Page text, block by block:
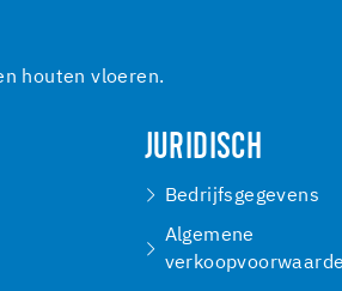
houten vloeren.
JURIDISCH
Bedrijfsgegevens
Algemene